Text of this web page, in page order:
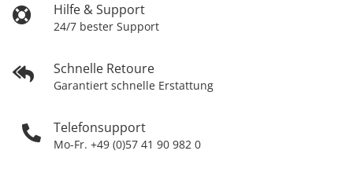
Hilfe & Support
24/7 bester Support
Schnelle Retoure
Garantiert schnelle Erstattung
Telefonsupport
Mo-Fr. +49 (0)57 41 90 982 0